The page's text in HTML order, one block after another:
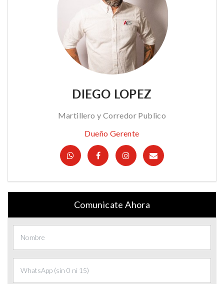
DIEGO LOPEZ
Martillero y Corredor Publico
Dueño Gerente
Comunicate Ahora